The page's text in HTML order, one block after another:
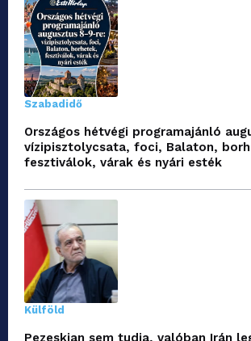
Szabadidő
Országos hétvégi programajánló
vízipisztolycsata, foci, Balaton,
fesztiválok, várak és nyári esték
Külföld
Pezeskian sem tudja, valóban Irán